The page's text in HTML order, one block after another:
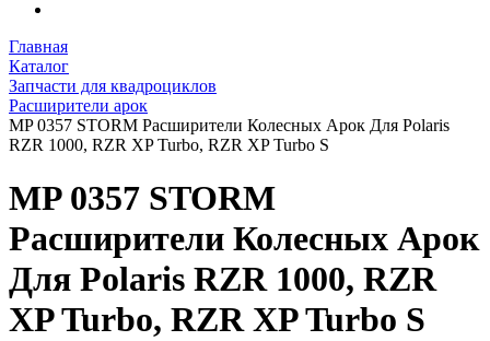
Главная
Каталог
Запчасти для квадроциклов
Расширители арок
MP 0357 STORM Расширители Колесных Арок Для Polaris
RZR 1000, RZR XP Turbo, RZR XP Turbo S
MP 0357 STORM
Расширители Колесных Арок
Для Polaris RZR 1000, RZR
XP Turbo, RZR XP Turbo S